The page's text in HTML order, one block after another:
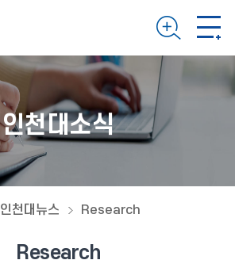
인천대소식
인천대뉴스 Research
Research